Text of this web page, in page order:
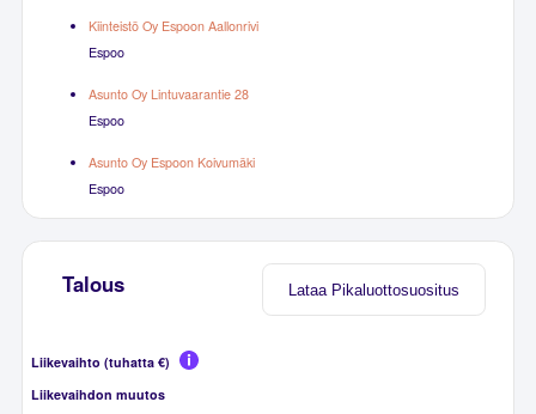
Kiinteistö Oy Espoon Aallonrivi
Espoo
Asunto Oy Lintuvaarantie 28
Espoo
Asunto Oy Espoon Koivumäki
Espoo
Lataa Pikaluottosuositus
Talous
Liikevaihto (tuhatta €)
Liikevaihdon muutos